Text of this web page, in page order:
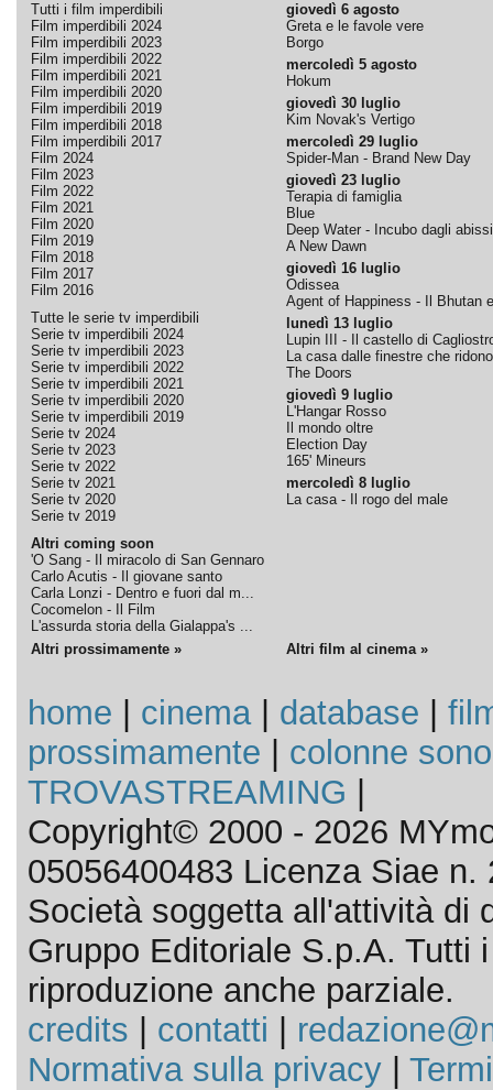
Tutti i film imperdibili
Film imperdibili 2024
Film imperdibili 2023
Film imperdibili 2022
Film imperdibili 2021
Film imperdibili 2020
Film imperdibili 2019
Film imperdibili 2018
Film imperdibili 2017
Film 2024
Film 2023
Film 2022
Film 2021
Film 2020
Film 2019
Film 2018
Film 2017
Film 2016
Tutte le serie tv imperdibili
Serie tv imperdibili 2024
Serie tv imperdibili 2023
Serie tv imperdibili 2022
Serie tv imperdibili 2021
Serie tv imperdibili 2020
Serie tv imperdibili 2019
Serie tv 2024
Serie tv 2023
Serie tv 2022
Serie tv 2021
Serie tv 2020
Serie tv 2019
Altri coming soon
'O Sang - Il miracolo di San Gennaro
Carlo Acutis - Il giovane santo
Carla Lonzi - Dentro e fuori dal m...
Cocomelon - Il Film
L'assurda storia della Gialappa's ...
giovedì 6 agosto
Greta e le favole vere
Borgo
mercoledì 5 agosto
Hokum
giovedì 30 luglio
Kim Novak's Vertigo
mercoledì 29 luglio
Spider-Man - Brand New Day
giovedì 23 luglio
Terapia di famiglia
Blue
Deep Water - Incubo dagli abissi
A New Dawn
giovedì 16 luglio
Odissea
Agent of Happiness - Il Bhutan
lunedì 13 luglio
Lupin III - Il castello di
La casa dalle finestre che ridono
The Doors
giovedì 9 luglio
L'Hangar Rosso
Il mondo oltre
Election Day
165' Mineurs
mercoledì 8 luglio
La casa - Il rogo del male
Altri prossimamente » Altri film al cinema »
home cinema| database
prossimamente
colonne
TROVASTREAMING
Copyright© 2000 - 2026
05056400483 Licenza Siae n.
Società soggetta all'attività di
Gruppo Editoriale S.p.A. Tutti
riproduzione anche parziale.
credits
contatti
Normativa sulla privacy|